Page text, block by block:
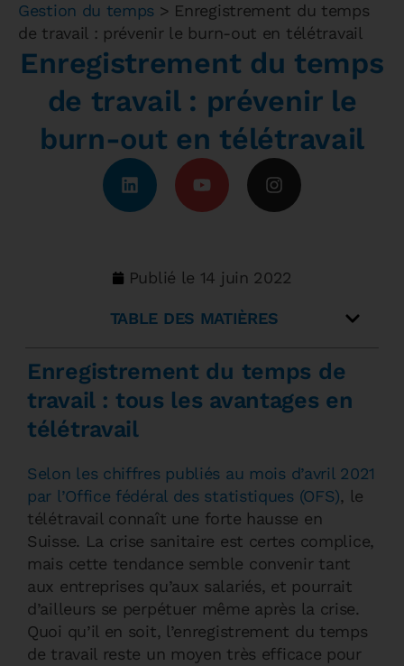
Gestion du temps > Enregistrement du temps
de travail : prévenir le burn-out en télétravail
Enregistrement du temps
de travail : prévenir le
burn-out en télétravail
Publié le 14 juin 2022
TABLE DES MATIÈRES
Enregistrement du temps de
travail : tous les avantages en
télétravail
Selon les chiffres publiés au mois d’avril 2021
par l’Office fédéral des statistiques (OFS), le
télétravail connaît une forte hausse en
Suisse. La crise sanitaire est certes complice,
mais cette tendance semble convenir tant
aux entreprises qu’aux salariés, et pourrait
d’ailleurs se perpétuer même après la crise.
Quoi qu’il en soit, l’enregistrement du temps
de travail reste un moyen très efficace pour